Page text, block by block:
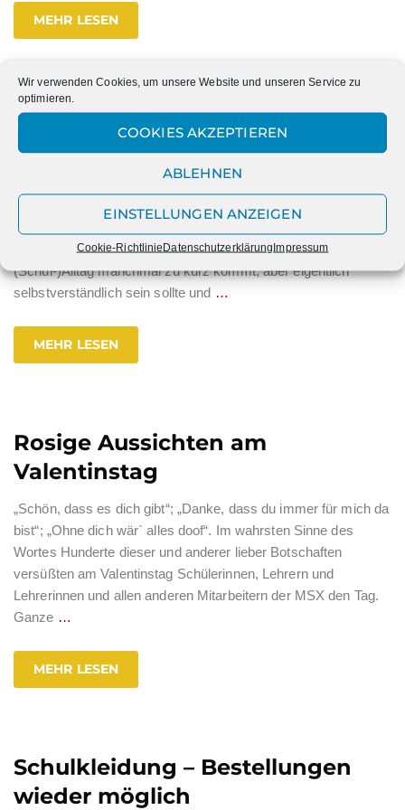
Wir verwenden Cookies, um unsere Website und unseren Service zu
optimieren.
COOKIES AKZEPTIEREN
ABLEHNEN
EINSTELLUNGEN ANZEIGEN
Cookie-RichtlinieDatenschutzerklärungImpressum
MEHR LESEN
Happy Week an der
Marienschule!
Schulgemeinschaft der Marienschule die Woche der
Höflichkeit, die sogenannte „Happy Week“. Hierbei ging es
darum, sich ganz konkret darauf zu besinnen, was im
(Schul-)Alltag manchmal zu kurz kommt, aber eigentlich
selbstverständlich sein sollte und …
MEHR LESEN
Rosige Aussichten am
Valentinstag
„Schön, dass es dich gibt“; „Danke, dass du immer für mich da
bist“; „Ohne dich wär` alles doof“. Im wahrsten Sinne des
Wortes Hunderte dieser und anderer lieber Botschaften
versüßten am Valentinstag Schülerinnen, Lehrern und
Lehrerinnen und allen anderen Mitarbeitern der MSX den Tag.
Ganze …
MEHR LESEN
Schulkleidung – Bestellungen
wieder möglich